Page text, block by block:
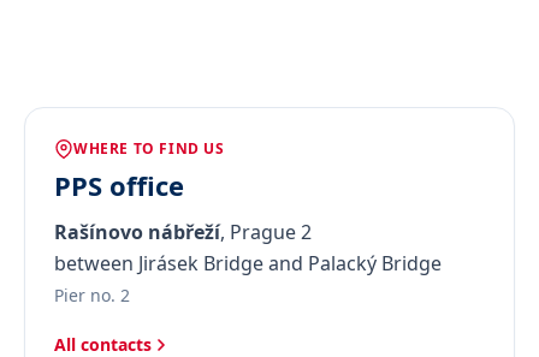
WHERE TO FIND US
PPS office
Rašínovo nábřeží, Prague 2
between Jirásek Bridge and Palacký Bridge
Pier no. 2
All contacts